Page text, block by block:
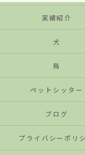
実績紹介
犬
鳥
ペットシッター
ブログ
プライバシーポリ